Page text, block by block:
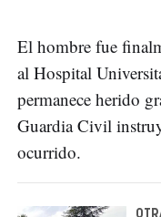
El hombre fue
al Hospital
permanece herido
Guardia Civil
ocurrido.